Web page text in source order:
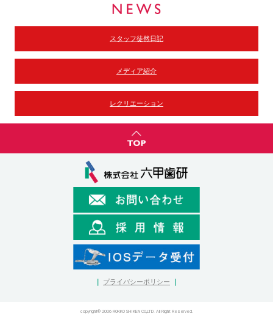
スタッフ徒然日記
メディア紹介
レクリエーション
プライバシーポリシー
copyright© 2006 ROKKO SHIKEN CO,LTD. All Right Reserved.